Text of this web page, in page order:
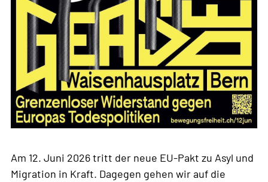
Am 12. Juni 2026 tritt der neue EU-Pakt zu Asyl und
Migration in Kraft. Dagegen gehen wir auf die